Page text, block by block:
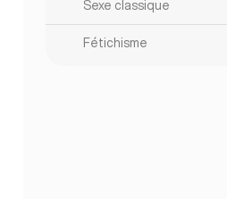
Sexe classique
Fétichisme